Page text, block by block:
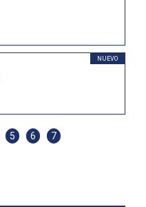
NUEVO
5 6 7